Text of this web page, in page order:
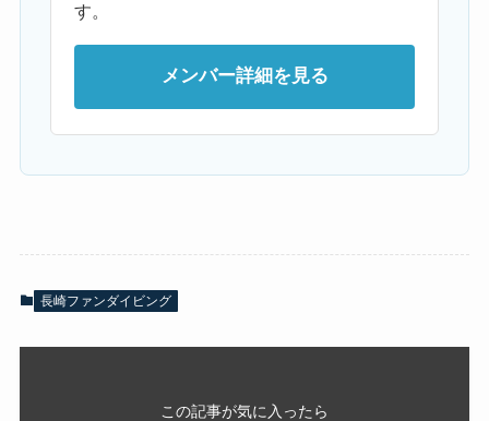
す。
メンバー詳細を見る
長崎ファンダイビング
この記事が気に入ったら